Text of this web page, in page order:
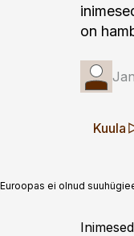
on
Kuula
ei olnud